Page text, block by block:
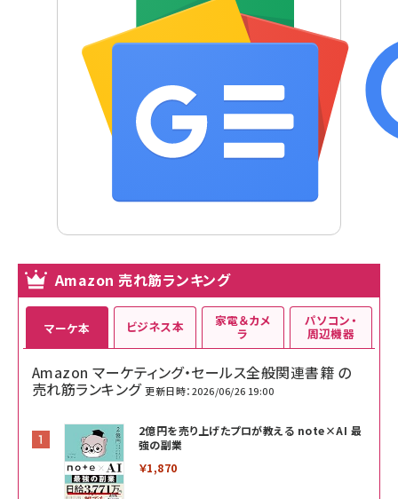
Amazon 売れ筋ランキング
マーケ本
Amazon マーケティング・セールス全般関連書籍 の
売れ筋ランキング 更新日時：2026/06/26 19:00
2億円を売り上げたプロが教える note×AI 最
強の副業
￥1,870
ビジネス本 家電＆カメ
ラ
パソコン・
周辺機器